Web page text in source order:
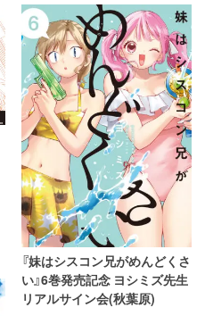
『妹はシスコン兄がめんどくさ
い』6巻発売記念 ヨシミズ先生
リアルサイン会(秋葉原)